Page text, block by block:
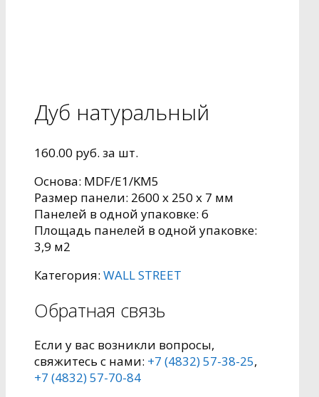
Дуб натуральный
160.00 руб. за шт.
Основа: MDF/Е1/KM5
Pазмер панели: 2600 x 250 x 7 мм
Панелей в одной упаковке: 6
Площадь панелей в одной упаковке:
3,9 м2
Категория: WALL STREET
Обратная связь
Если у вас возникли вопросы,
свяжитесь с нами: +7 (4832) 57-38-25,
+7 (4832) 57-70-84